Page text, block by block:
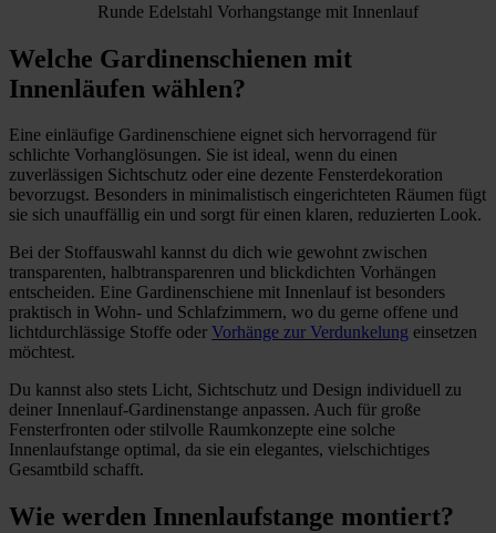
Runde Edelstahl Vorhangstange mit Innenlauf
Welche Gardinenschienen mit
Innenläufen wählen?
Eine einläufige Gardinenschiene eignet sich hervorragend für
schlichte Vorhanglösungen. Sie ist ideal, wenn du einen
zuverlässigen Sichtschutz oder eine dezente Fensterdekoration
bevorzugst. Besonders in minimalistisch eingerichteten Räumen fügt
sie sich unauffällig ein und sorgt für einen klaren, reduzierten Look.
Bei der Stoffauswahl kannst du dich wie gewohnt zwischen
transparenten, halbtransparenren und blickdichten Vorhängen
entscheiden. Eine Gardinenschiene mit Innenlauf ist besonders
praktisch in Wohn- und Schlafzimmern, wo du gerne offene und
lichtdurchlässige Stoffe oder Vorhänge zur Verdunkelung einsetzen
möchtest.
Du kannst also stets Licht, Sichtschutz und Design individuell zu
deiner Innenlauf-Gardinenstange anpassen. Auch für große
Fensterfronten oder stilvolle Raumkonzepte eine solche
Innenlaufstange optimal, da sie ein elegantes, vielschichtiges
Gesamtbild schafft.
Wie werden Innenlaufstange montiert?